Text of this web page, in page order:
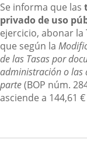
Se informa que las
privado de uso
ejercicio, abonar
que según la
de las Tasas por
administración o las
parte(BOP núm.
asciende a 144,61